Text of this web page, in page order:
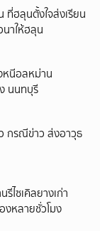
ฮลุนตั้งใจส่งเรียน
าให้ฮลุน
หนีอลหม่าน
นนทบุรี
กรณีข่าว ส่งอาวุธ
รีไซเคิลยางเก่า
หลายชั่วโมง